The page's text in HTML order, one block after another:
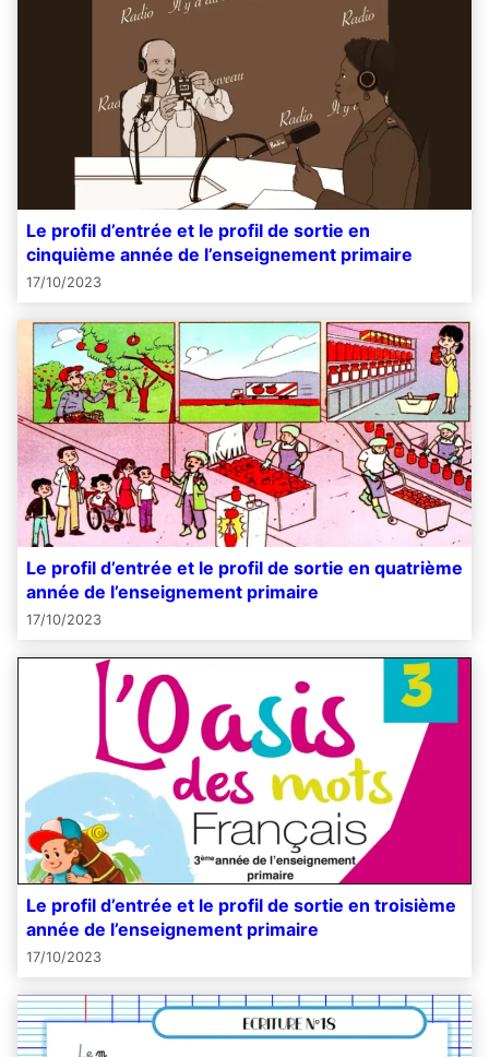
Le profil d’entrée et le profil de sortie en
cinquième année de l’enseignement primaire
17/10/2023
Le profil d’entrée et le profil de sortie en quatrième
année de l’enseignement primaire
17/10/2023
Le profil d’entrée et le profil de sortie en troisième
année de l’enseignement primaire
17/10/2023